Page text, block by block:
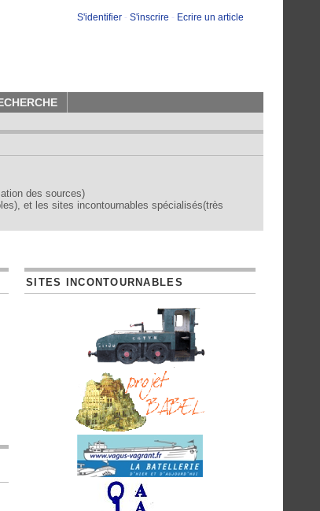
S'identifier - S'inscrire - Ecrire un article
des sources)
et les sites incontournables spécialisés(très
SITES INCONTOURNABLES